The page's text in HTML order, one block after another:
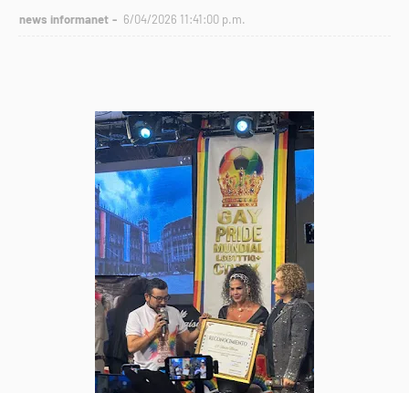
news informanet 6/04/2026 11:41:00 p.m.